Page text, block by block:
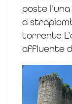
poste
a
torrente
affluente